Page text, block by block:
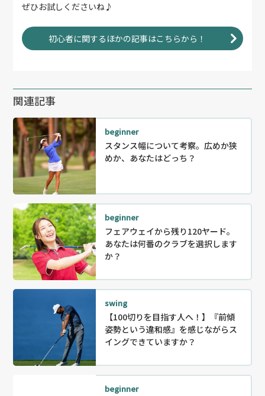
ぜひお試しくださいね♪
初心者に関するほかの記事はこちらから！
関連記事
beginner
スタンス幅について考察。広めか狭
めか、あなたはどっち？
beginner
フェアウェイから残り120ヤード。
あなたは何番のクラブを選択します
か？
swing
【100切りを目指す人へ！】『前傾
姿勢という違和感』を感じながらス
イングできていますか？
beginner